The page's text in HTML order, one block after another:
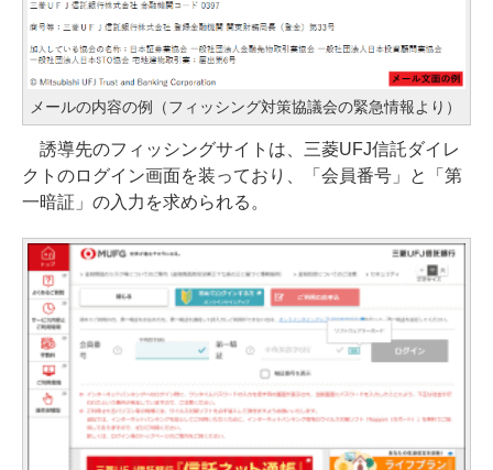
メールの内容の例（フィッシング対策協議会の緊急情報より）
誘導先のフィッシングサイトは、三菱UFJ信託ダイレ
クトのログイン画面を装っており、「会員番号」と「第
一暗証」の入力を求められる。